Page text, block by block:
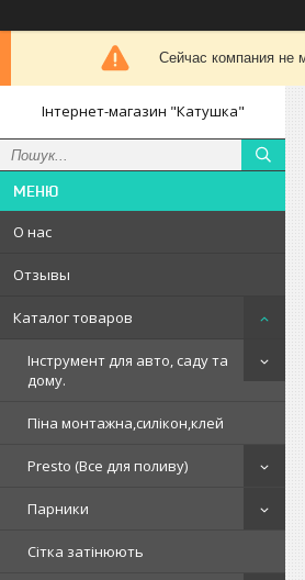
Сейчас компания не
Інтернет-магазин "Катушка"
О нас
Отзывы
Каталог товаров
Інструмент для авто, саду та
дому.
Піна монтажна,силікон,клей
Presto (Все для поливу)
Парники
Сітка затінюють